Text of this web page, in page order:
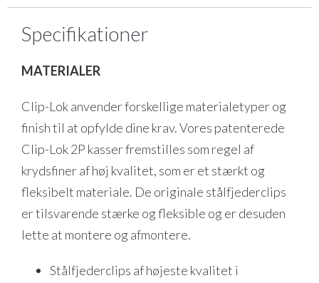
Specifikationer
MATERIALER
Clip-Lok anvender forskellige materialetyper og
finish til at opfylde dine krav. Vores patenterede
Clip-Lok 2P kasser fremstilles som regel af
krydsfiner af høj kvalitet, som er et stærkt og
fleksibelt materiale. De originale stålfjederclips
er tilsvarende stærke og fleksible og er desuden
lette at montere og afmontere.
Stålfjederclips af højeste kvalitet i